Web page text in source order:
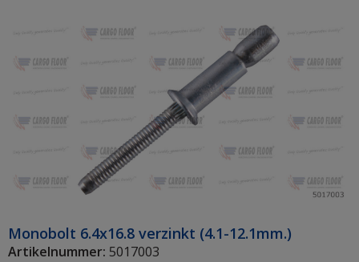
Monobolt 6.4x16.8 verzinkt (4.1-12.1mm.)
Artikelnummer: 5017003